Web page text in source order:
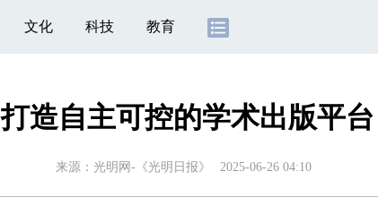
文化 科技 教育
打造自主可控的学术出版平台
来源： 光明网-《光明日报》 2025-06-26 04:10